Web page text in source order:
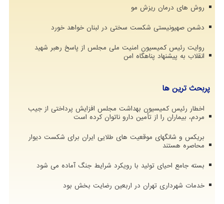
روش های درمان ریزش مو
دشمن صهیونیستی شکست سختی در لبنان خواهد خورد
روایت رئیس کمیسیون امنیت ملی مجلس از پاسخ رهبر شهید
انقلاب به پیشنهاد پناهگاه امن
پربحث ترین ها
اخطار رئیس کمیسیون بهداشت مجلس افزایش پرداختی از جیب
مردم، بیماران را از تأمین دارو ناتوان کرده است
بریکس و شانگهای موقعیت های طلایی ایران برای شکست دیوار
محاصره هستند
بسته جامع احیای تولید با رویکرد شرایط جنگ آماده می شود
خدمات شهرداری تهران در اربعین رضایت بخش بود